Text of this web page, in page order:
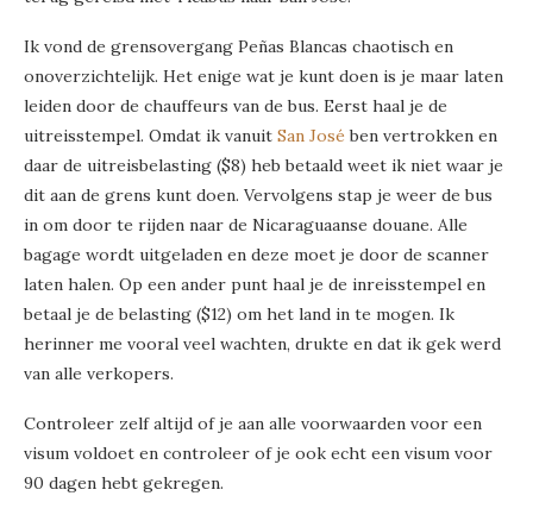
Ik vond de grensovergang Peñas Blancas chaotisch en
onoverzichtelijk. Het enige wat je kunt doen is je maar laten
leiden door de chauffeurs van de bus. Eerst haal je de
uitreisstempel. Omdat ik vanuit San José ben vertrokken en
daar de uitreisbelasting ($8) heb betaald weet ik niet waar je
dit aan de grens kunt doen. Vervolgens stap je weer de bus
in om door te rijden naar de Nicaraguaanse douane. Alle
bagage wordt uitgeladen en deze moet je door de scanner
laten halen. Op een ander punt haal je de inreisstempel en
betaal je de belasting ($12) om het land in te mogen. Ik
herinner me vooral veel wachten, drukte en dat ik gek werd
van alle verkopers.
Controleer zelf altijd of je aan alle voorwaarden voor een
visum voldoet en controleer of je ook echt een visum voor
90 dagen hebt gekregen.